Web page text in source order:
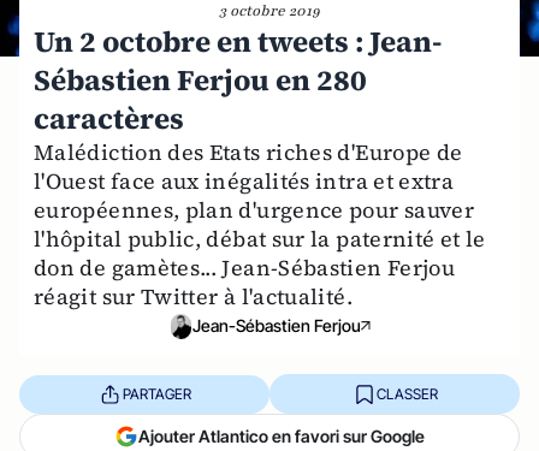
3 octobre 2019
Un 2 octobre en tweets : Jean-
Sébastien Ferjou en 280
caractères
Malédiction des Etats riches d'Europe de
l'Ouest face aux inégalités intra et extra
européennes, plan d'urgence pour sauver
l'hôpital public, débat sur la paternité et le
don de gamètes... Jean-Sébastien Ferjou
réagit sur Twitter à l'actualité.
Jean-Sébastien Ferjou
PARTAGER CLASSER
Ajouter Atlantico en favori sur Google